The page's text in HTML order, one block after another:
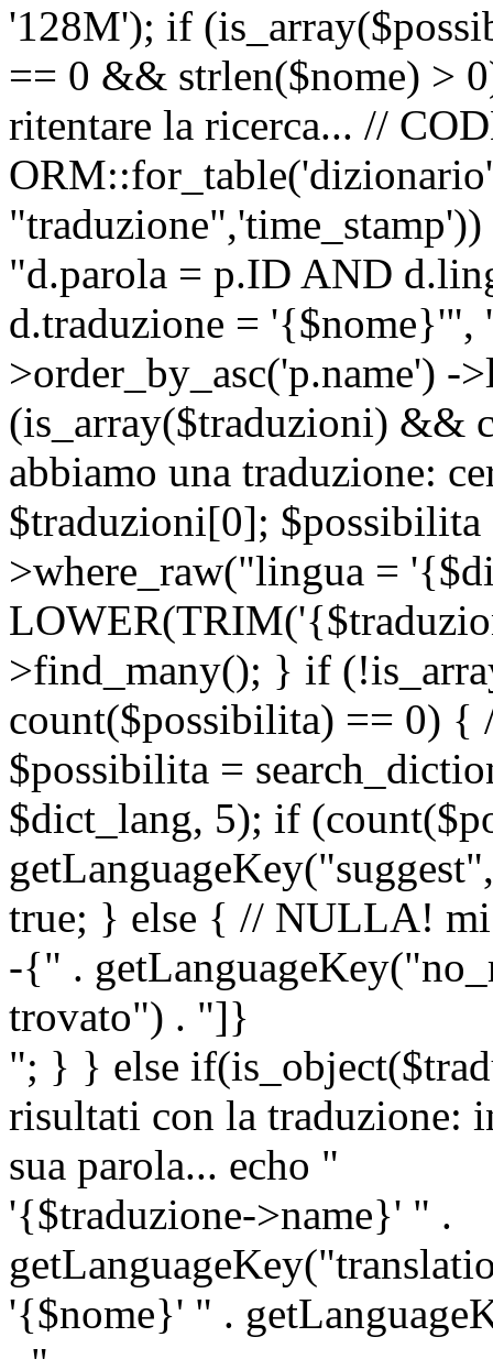
'128M'); if
== 0 && strlen($nome) >
ritentare la ricerca... //
"d.parola = p.ID AND
d.traduzione = '{$nome}'",
>order_by_asc('p.name')
(is_array($traduzioni) &&
abbiamo una traduzione:
$traduzioni[0];
>where_raw("lingua =
>find_many(); } if
count($possibilita) == 0) {
$possibilita =
$dict_lang, 5); if
true; } else { // NULLA! mi
-{" .
trovato") . "]}
"; } } else
risultati con la traduzione:
sua parola... echo "
'{$traduzione->name}' " .
'{$nome}' " .